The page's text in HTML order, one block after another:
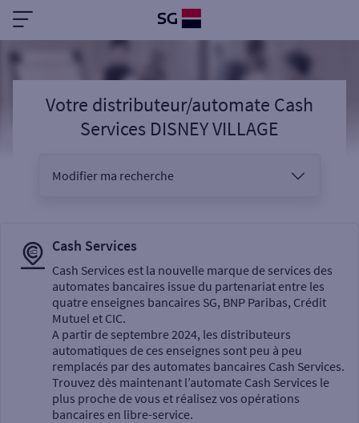
Votre distributeur/automate Cash
Services DISNEY VILLAGE
Modifier ma recherche
Sélectionnez votre recherche
Un service
Cash Services
Cash Services est la nouvelle marque de services des
automates bancaires issue du partenariat entre les
quatre enseignes bancaires SG, BNP Paribas, Crédit
Mutuel et CIC.
A partir de septembre 2024, les distributeurs
automatiques de ces enseignes sont peu à peu
remplacés par des automates bancaires Cash Services.
Trouvez dès maintenant l’automate Cash Services le
plus proche de vous et réalisez vos opérations
bancaires en libre-service.